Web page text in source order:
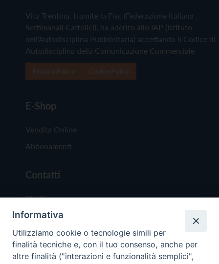
Vita Trentina, tramite la Fisc (Federazione Italiana
Settimanali Cattolici), ha aderito allo IAP (Istituto
dell'Autodisciplina Pubblicitaria) accettando il Codice di
Autodisciplina della Comunicazione Commerciale
E-Shop
Vendita Online
Abbonamenti
Contatti
Chi Siamo
Redazione
Scrivici
Informativa
Utilizziamo cookie o tecnologie simili per
finalità tecniche e, con il tuo consenso, anche per
altre finalità ("interazioni e funzionalità semplici",